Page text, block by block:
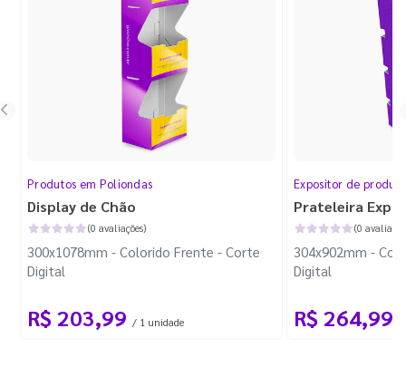
Produtos em Poliondas
Display de Chão
(0 avaliações)
300x1078mm - Colorido Frente - Corte
Digital
R$ 203,99 / 1 unidade
Expositor de
Prateleira
(0
304x902mm -
Digital
R$ 264,99